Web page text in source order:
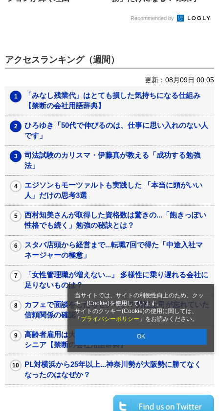
当サイトでは、サイトの利便性向上のため、クッ
キー(Cookie)を使用しています。
サイトのクッキー(Cookie)の使用に関しては、
「 プライバシーポリシー 」をお読みください。
OK
Recommended by
アクセスランキング（週間）
更新：08月09日 00:05
「みなし残業代」はとても損した気持ちになる仕組み
【禁断の会社用語辞典】
ひろゆき「50代で伸びるのは、仕事に思い入れのない人
です」
司法試験のカリスマ・伊藤真が教える「成功する勉強
法」
エジソンもモーツァルトも実践した 「本当に頭がいい
人」だけの思考3選
西村知美さんが取得した資格数は驚きの...「飽きっぽい
性格でも続く」勉強の秘訣とは？
スタバ店頭から経営まで...転職7回で得た「中途入社マ
ネージャーの極意」
「女性管理職が増えない...」 多様性に乗り遅れる会社に
足りないものは？
カフェで面談をしたらセクハラ!? 男性上司が忘れていた
信頼関係の確認
高齢者雇用は大きなお世話？ 気を遣う中堅、居づらい
シニア【禁断の会社用語辞典】
PL対横浜から25年以上...神奈川勢が大阪勢に勝てなく
なったのはなぜか？